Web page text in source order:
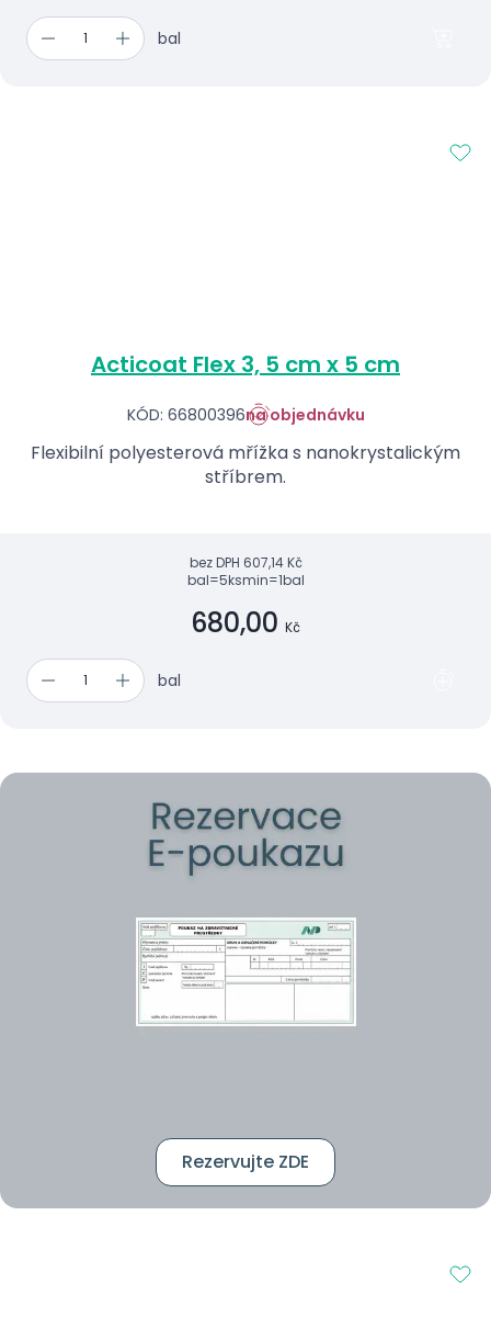
bal
Acticoat Flex 3, 5 cm x 5 cm
KÓD: 66800396na objednávku
Flexibilní polyesterová mřížka s nanokrystalickým
stříbrem.
bez DPH 607,14 Kč
bal=5ksmin=1bal
680,00 Kč
bal
Rezervujte ZDE